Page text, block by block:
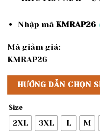
Nhập mã KMRAP26
Mã giảm giá:
KMRAP26
HƯỚNG DẪN CHỌN
Size
2XL 3XL L M